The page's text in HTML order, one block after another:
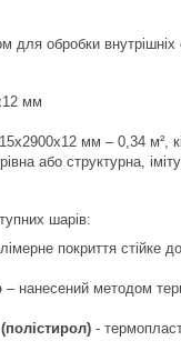
для обробки внутрішніх
мм
мм – 0,34 м²,
або структурна,
шарів:
покриття стійке
– нанесений методом
-